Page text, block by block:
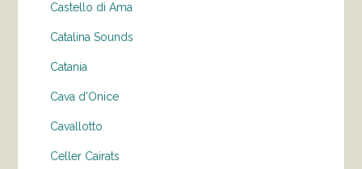
Castello di Ama
Catalina Sounds
Catania
Cava d'Onice
Cavallotto
Celler Cairats